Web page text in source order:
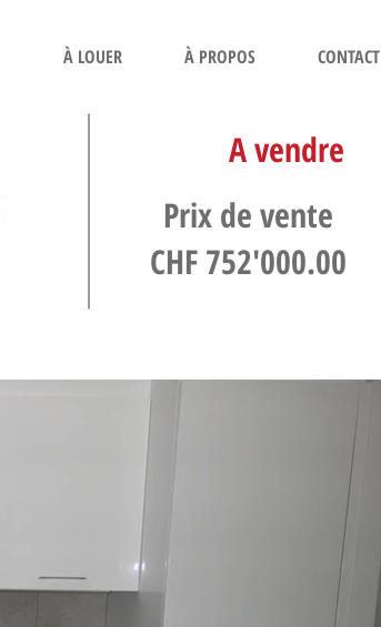
À LOUER À PROPOS CONTACT
A vendre
Prix de vente
CHF 752'000.00